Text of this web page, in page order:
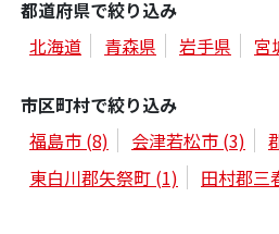
都道府県で絞り込み
北海道
青森県 岩手県 宮
市区町村で絞り込み
福島市 (8) 会津若松市 (3)
東白川郡矢祭町 (1) 田村郡三